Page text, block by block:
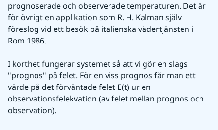
prognoserade och observerade temperaturen. Det är
för övrigt en applikation som R. H. Kalman själv
föreslog vid ett besök på italienska vädertjänsten i
Rom 1986.
I korthet fungerar systemet så att vi gör en slags
"prognos" på felet. För en viss prognos får man ett
värde på det förväntade felet E(t) ur en
observationsfelekvation (av felet mellan prognos och
observation).